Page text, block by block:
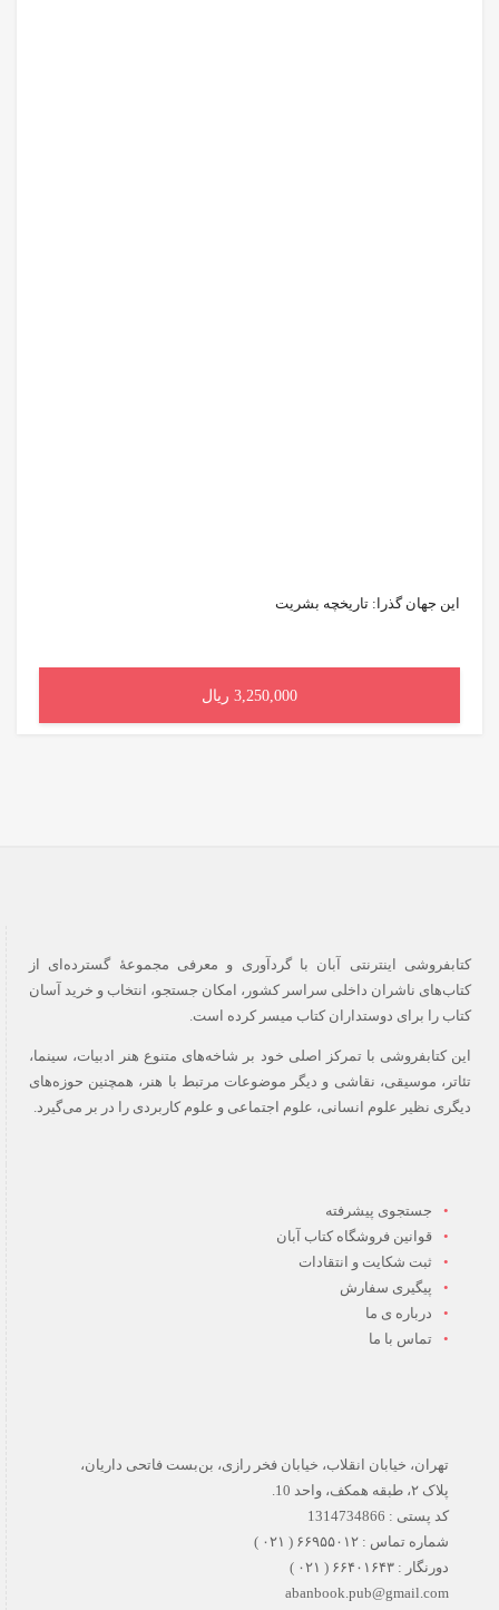
این جهان گذرا: تاریخچه بشریت
3,250,000 ریال
افزودن به سبد خرید
کتابفروشی اینترنتی آبان با گردآوری و معرفی مجموعۀ گسترده‌ای از
کتاب‌های ناشران داخلی سراسر کشور، امکان جستجو، انتخاب و خرید آسان
کتاب را برای دوستداران کتاب میسر کرده است.
این کتابفروشی با تمرکز اصلی خود بر شاخه‌های متنوع هنر ادبیات، سینما،
تئاتر، موسیقی، نقاشی و دیگر موضوعات مرتبط با هنر، همچنین حوزه‌های
دیگری نظیر علوم انسانی، علوم اجتماعی و علوم کاربردی را در بر می‌گیرد.
جستجوی پیشرفته
قوانین فروشگاه کتاب آبان
ثبت شکایت و انتقادات
پیگیری سفارش
درباره ی ما
تماس با ما
تهران، خیابان انقلاب، خیابان فخر رازی، بن‌بست فاتحی داریان،
پلاک ۲، طبقه همکف، واحد 10.
کد پستی : 1314734866
شماره تماس : ۶۶۹۵۵۰۱۲ ( ۰۲۱ )
دورنگار : ۶۶۴۰۱۶۴۳ ( ۰۲۱ )
abanbook.pub@gmail.com